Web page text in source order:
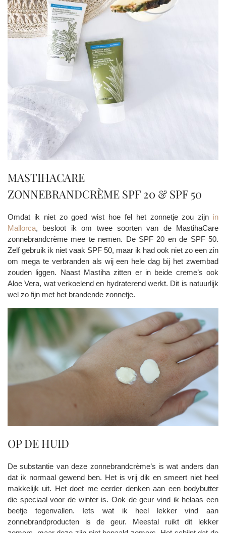
MASTIHACARE
ZONNEBRANDCRÈME SPF 20 & SPF 50
Omdat ik niet zo goed wist hoe fel het zonnetje zou zijn in
Mallorca, besloot ik om twee soorten van de MastihaCare
zonnebrandcrème mee te nemen. De SPF 20 en de SPF 50.
Zelf gebruik ik niet vaak SPF 50, maar ik had ook niet zo een zin
om mega te verbranden als wij een hele dag bij het zwembad
zouden liggen. Naast Mastiha zitten er in beide creme’s ook
Aloe Vera, wat verkoelend en hydraterend werkt. Dit is natuurlijk
wel zo fijn met het brandende zonnetje.
OP DE HUID
De substantie van deze zonnebrandcrème’s is wat anders dan
dat ik normaal gewend ben. Het is vrij dik en smeert niet heel
makkelijk uit. Het doet me eerder denken aan een bodybutter
die speciaal voor de winter is. Ook de geur vind ik helaas een
beetje tegenvallen. Iets wat ik heel lekker vind aan
zonnebrandproducten is de geur. Meestal ruikt dit lekker